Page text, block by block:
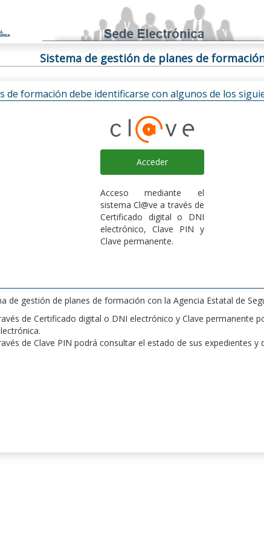
Sistema de gestión de planes de
de formación debe identificarse con algunos de los
Acceder
Acceso mediante el
sistema Cl@ve a través de
Certificado digital o DNI
electrónico, Clave PIN y
Clave permanente.
de gestión de planes de formación con la Agencia Estatal de
de Certificado digital o DNI electrónico y Clave permanente
de Clave PIN podrá consultar el estado de sus expedientes y